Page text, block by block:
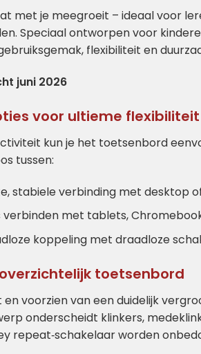
met je meegroeit – ideaal voor
Speciaal ontworpen voor
flexibiliteit en
juni 2026
voor ultieme flexibiliteit
kun je het toetsenbord
tussen:
stabiele verbinding met desktop
met tablets,
koppeling met draadloze
toetsenbord
voorzien van een duidelijk
onderscheidt klinkers,
repeat‑schakelaar worden